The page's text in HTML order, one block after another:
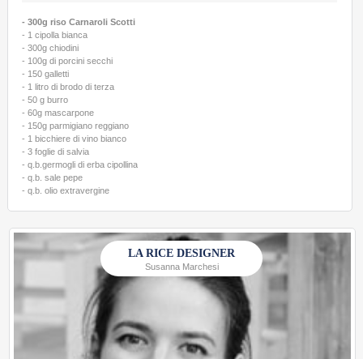
- 300g riso Carnaroli Scotti
- 1 cipolla bianca
- 300g chiodini
- 100g di porcini secchi
- 150 galletti
- 1 litro di brodo di terza
- 50 g burro
- 60g mascarpone
- 150g parmigiano reggiano
- 1 bicchiere di vino bianco
- 3 foglie di salvia
- q.b.germogli di erba cipollina
- q.b. sale pepe
- q.b. olio extravergine
LA RICE DESIGNER
Susanna Marchesi